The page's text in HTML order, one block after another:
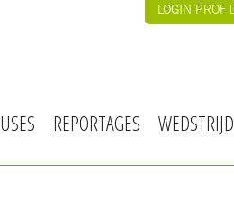
LOGIN PROF
REPORTAGES WEDSTRIJD